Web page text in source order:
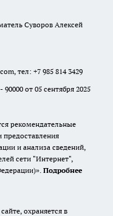
Суворов Алексей
тел: +7 985 814 3429
от 05 сентября 2025
рекомендательные
и анализа сведений,
сети "Интернет",
Подробнее
охраняется в